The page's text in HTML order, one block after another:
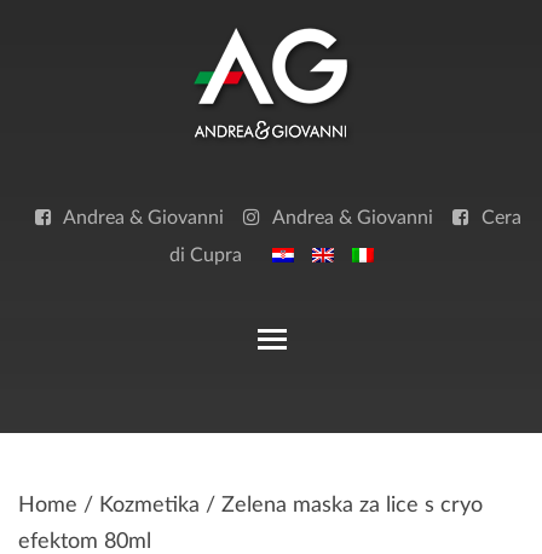
Andrea & Giovanni Andrea & Giovanni Cera
di Cupra
Home / Kozmetika / Zelena maska za lice s cryo
efektom 80ml